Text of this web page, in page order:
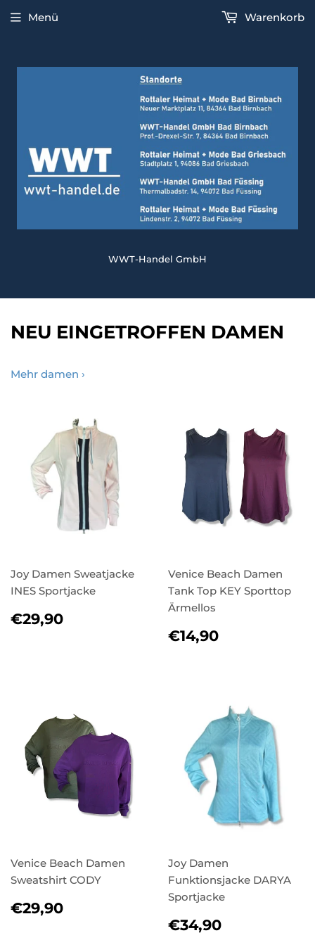
WWT-Handel GmbH
Menü Warenkorb
NEU EINGETROFFEN DAMEN
Mehr damen ›
Joy Damen Sweatjacke
INES Sportjacke
NORMALER
PREIS
€29,90
Venice Beach Damen
Tank Top KEY Sporttop
Ärmellos
NORMALER
PREIS
€14,90
Venice Beach Damen
Sweatshirt CODY
NORMALER
PREIS
€29,90
Joy Damen
Funktionsjacke DARYA
Sportjacke
NORMALER
PREIS
€34,90